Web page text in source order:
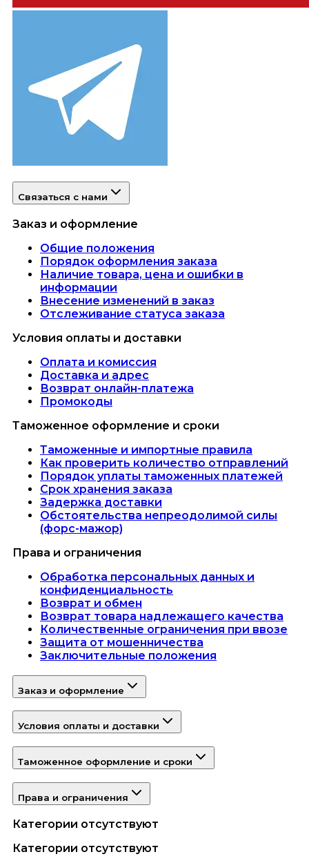
Связаться с нами
Заказ и оформление
Общие положения
Порядок оформления заказа
Наличие товара, цена и ошибки в
информации
Внесение изменений в заказ
Отслеживание статуса заказа
Условия оплаты и доставки
Оплата и комиссия
Доставка и адрес
Возврат онлайн-платежа
Промокоды
Таможенное оформление и сроки
Таможенные и импортные правила
Как проверить количество отправлений
Порядок уплаты таможенных платежей
Срок хранения заказа
Задержка доставки
Обстоятельства непреодолимой силы
(форс-мажор)
Права и ограничения
Обработка персональных данных и
конфиденциальность
Возврат и обмен
Возврат товара надлежащего качества
Количественные ограничения при ввозе
Защита от мошенничества
Заключительные положения
Заказ и оформление
Условия оплаты и доставки
Таможенное оформление и сроки
Права и ограничения
Категории отсутствуют
Категории отсутствуют